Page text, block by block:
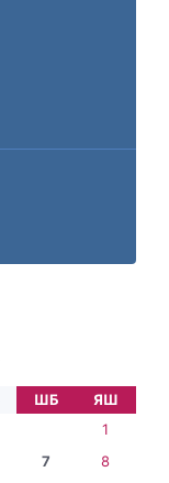
ШБ
ЯШ
1
7
8